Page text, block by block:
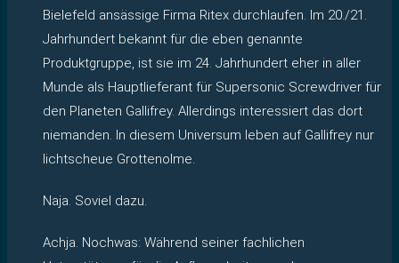
Bielefeld ansässige Firma Ritex durchlaufen. Im 20./21.
Jahrhundert bekannt für die eben genannte
Produktgruppe, ist sie im 24. Jahrhundert eher in aller
Munde als Hauptlieferant für Supersonic Screwdriver für
den Planeten Gallifrey. Allerdings interessiert das dort
niemanden. In diesem Universum leben auf Gallifrey nur
lichtscheue Grottenolme.
Naja. Soviel dazu.
Achja. Nochwas: Während seiner fachlichen